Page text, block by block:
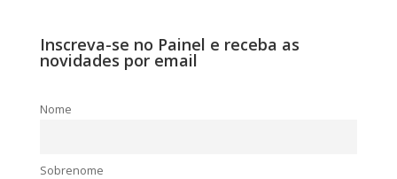
Inscreva-se no Painel e receba as
novidades por email
Nome
Sobrenome